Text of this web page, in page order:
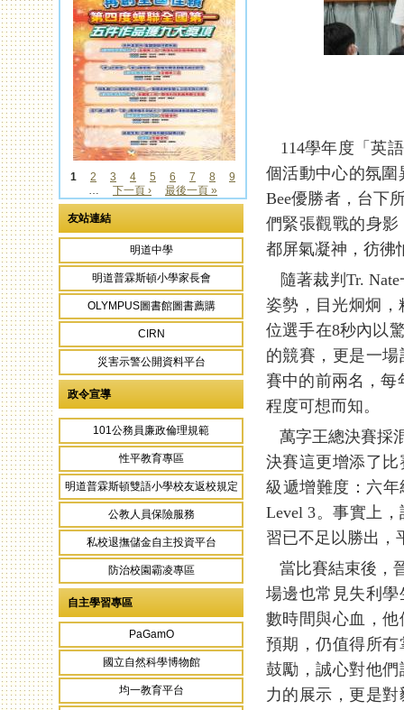
頁面
1 2 3 4 5 6 7 8
9
…
下一頁 › 最後一頁 »
友站連結
明道中學
明道普霖斯頓小學家長會
OLYMPUS圖書館圖書薦購
CIRN
災害示警公開資料平台
政令宣導
101公務員廉政倫理規範
性平教育專區
明道普霖斯頓雙語小學校友返校規定
公教人員保險服務
私校退撫儲金自主投資平台
防治校園霸凌專區
自主學習專區
PaGamO
國立自然科學博物館
均一教育平台
114學年度「英
個活動中心的氛圍
Bee優勝者，台下
們緊張觀戰的身
都屏氣凝神，彷彿
隨著裁判Tr. Nate
姿勢，目光炯炯，
位選手在8秒內以
的競賽，更是一
賽中的前兩名，每
程度可想而知。
萬字王總決賽採
決賽這更增添了
級遞增難度：六
Level 3。事實上
習已不足以勝出，
當比賽結束後，
場邊也常見失利
數時間與心血，
預期，仍值得所
鼓勵，誠心對他
力的展示，更是